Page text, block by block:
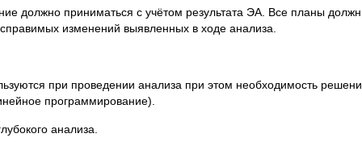
должно приниматься с учётом результата ЭА. Все планы
изменений выявленных в ходе анализа.
при проведении анализа при этом необходимость
программирование).
анализа.